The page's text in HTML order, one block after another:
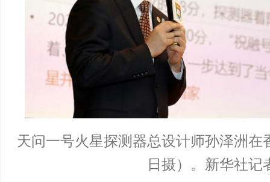
天问一号火星探测器总设计师孙泽洲在
日摄）。新华社记